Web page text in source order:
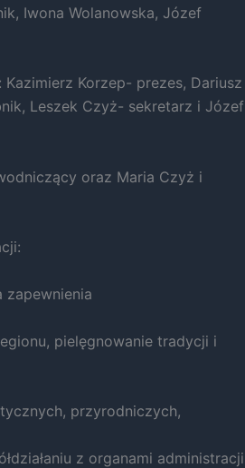
Iwona Wolanowska, Józef
Korzep- prezes, Dariusz
Leszek Czyż- sekretarz i Józef
oraz Maria Czyż i
zapewnienia
pielęgnowanie tradycji i
przyrodniczych,
z organami administracji